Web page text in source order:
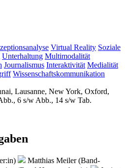
Virtual Reality Soziale
Unterhaltung Multimodalität
Journalismus Interaktivität Medialität
Wissenschaftskommunikation
Lausanne, New York, Oxford,
6 s/w Abb., 14 s/w Tab.
Matthias Meiler (Band-